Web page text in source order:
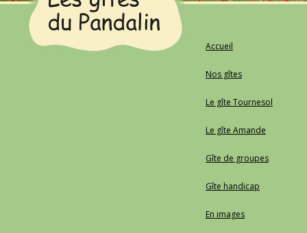
Accueil
Nos gîtes
Le gîte Tournesol
Le gîte Amande
Gîte de groupes
Gîte handicap
En images